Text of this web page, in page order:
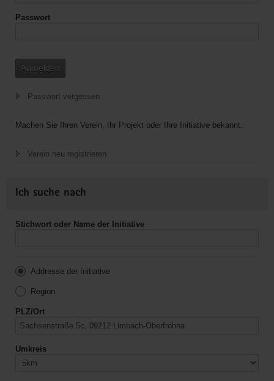
Passwort
Anmelden
Passwort vergessen
Machen Sie Ihren Verein, Ihr Projekt oder Ihre Initiative bekannt.
Verein neu registrieren
Ich suche nach
Stichwort oder Name der Initiative
Addresse der Initiative
Region
PLZ/Ort
Umkreis